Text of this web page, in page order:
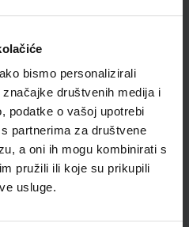
bismo personalizirali
društvenih medija i
podatke o vašoj upotrebi
partnerima za društvene
a oni ih mogu kombinirati s
pružili ili koje su prikupili
usluge.
fizike s dodatnim digitalnim
gimnazije
Rešetar
Registarski broj ministarstva: 7009
23,60 €